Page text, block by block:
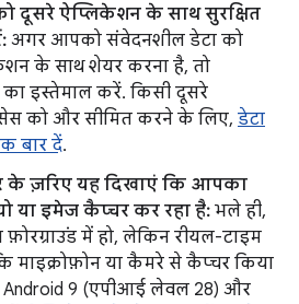
दूसरे ऐप्लिकेशन के साथ सुरक्षित
अगर आपको संवेदनशील डेटा को
के साथ शेयर करना है, तो
का इस्तेमाल करें. किसी दूसरे
को और सीमित करने के लिए, डेटा
बार दें.
के ज़रिए यह दिखाएं कि आपका
या इमेज कैप्चर कर रहा है: भले ही,
में हो, लेकिन रीयल-टाइम
माइक्रोफ़ोन या कैमरे से कैप्चर किया
Android 9 (एपीआई लेवल 28) और